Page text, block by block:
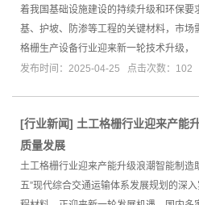
着我国基础设施建设的持续升级和环保
基、护坡、防渗等工程的关键材料，市
格栅生产设备行业迎来新一轮技术升级，
发布时间：2025-04-25 点击次数：102
[行业新闻] 土工格栅行业迎来产能
质量发展
土工格栅行业迎来产能升级浪潮智能制造
五”现代综合交通运输体系发展规划的深